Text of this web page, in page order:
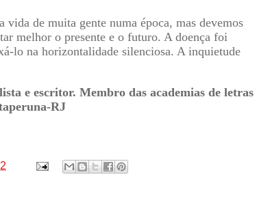
de muita gente numa época, mas devemos
melhor o presente e o futuro. A doença foi
lo na horizontalidade silenciosa. A inquietude
e escritor. Membro das academias de letras
RJ